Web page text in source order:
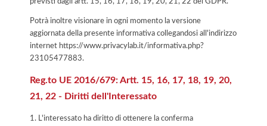
Potrà inoltre visionare in ogni momento la versione
aggiornata della presente informativa collegandosi all'indirizzo
internet https://www.privacylab.it/informativa.php?
23105477883.
Reg.to UE 2016/679: Artt. 15, 16, 17, 18, 19, 20,
21, 22 - Diritti dell'Interessato
1. L'interessato ha diritto di ottenere la conferma